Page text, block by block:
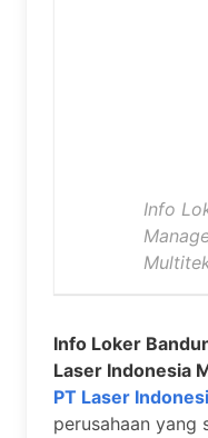
Info
Info Loker
Laser Indonesia
PT Laser
perusahaan yang